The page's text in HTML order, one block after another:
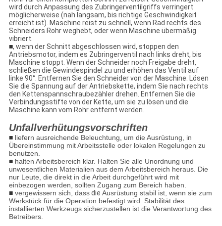
wird durch Anpassung des Zubringerventilgriffs verringert
möglicherweise (nah langsam, bis richtige Geschwindigkeit
erreicht ist). Maschine reist zu schnell, wenn Rad rechts des
Schneiders Rohr weghebt, oder wenn Maschine übermäßig
vibriert.
■, wenn der Schnitt abgeschlossen wird, stoppen den
Antriebsmotor, indem es Zubringerventil nach links dreht, bis
Maschine stoppt. Wenn der Schneider noch Freigabe dreht,
schließen die Gewindespindel zu und erhöhen das Ventil auf
linke 90°. Entfernen Sie den Schneider von der Maschine. Lösen
Sie die Spannung auf der Antriebskette, indem Sie nach rechts
den Kettenspannschraubezähler drehen. Entfernen Sie die
Verbindungsstifte von der Kette, um sie zu lösen und die
Maschine kann vom Rohr entfernt werden.
Unfallverhütungsvorschriften
■liefern ausreichende Beleuchtung, um die Ausrüstung, in
Übereinstimmung mit Arbeitsstelle oder lokalen Regelungen zu
benutzen.
■halten Arbeitsbereich klar. Halten Sie alle Unordnung und
unwesentlichen Materialien aus dem Arbeitsbereich heraus. Die
nur Leute, die direkt in die Arbeit durchgeführt wird mit
einbezogen werden, sollten Zugang zum Bereich haben.
■vergewissern sich, dassdie Ausrüstung stabil ist, wenn sie zum
Werkstück für die Operation befestigt wird. Stabilität des
installierten Werkzeugs sicherzustellen ist die Verantwortung des
Betreibers.